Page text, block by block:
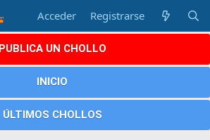
Acceder Registrarse
PUBLICA UN CHOLLO
INICIO
ÚLTIMOS CHOLLOS